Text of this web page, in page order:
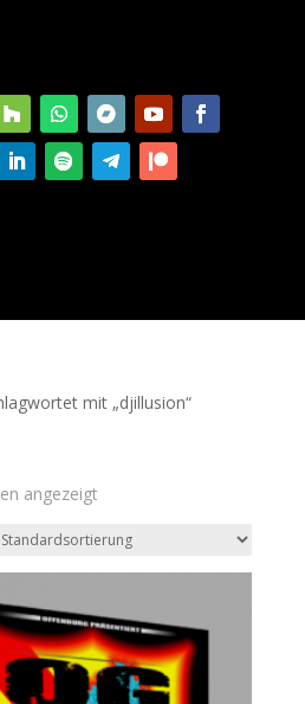
mit „djillusion“
angezeigt